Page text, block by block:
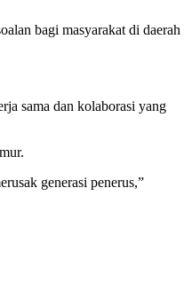
bagi masyarakat di daerah
sama dan kolaborasi yang
generasi penerus,”